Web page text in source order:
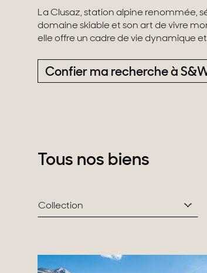
Lac d'Annecy
Pays de Gex
Montagne
Genève
Alpes Suisses
La Clusaz, station alpine renommée,
domaine skiable et son art de vivre
elle offre un cadre de vie dynamique
Confier ma recherche à
Tous nos biens
Collection